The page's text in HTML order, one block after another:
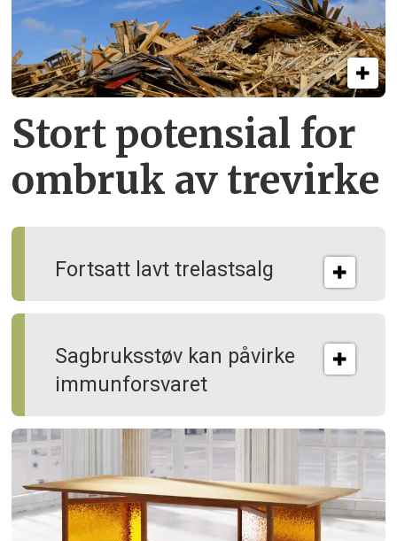
Stort potensial for
ombruk av tre­virke
Fortsatt lavt trelastsalg
Sagbruksstøv kan på­virke
immun­forsvaret